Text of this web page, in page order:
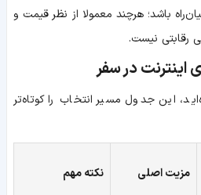
باشد؛ هرچند معمولا از نظر قیمت و
رقابتی نیست.
در سفر
این جدول مسیر انتخاب را کوتاه‌تر
مزیت اصلی نکته مهم